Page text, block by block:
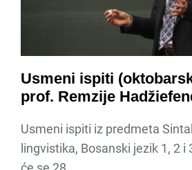
Usmeni ispiti
prof. Remzije
Usmeni ispiti iz predmeta
lingvistika, Bosanski jezik 1, 2 i